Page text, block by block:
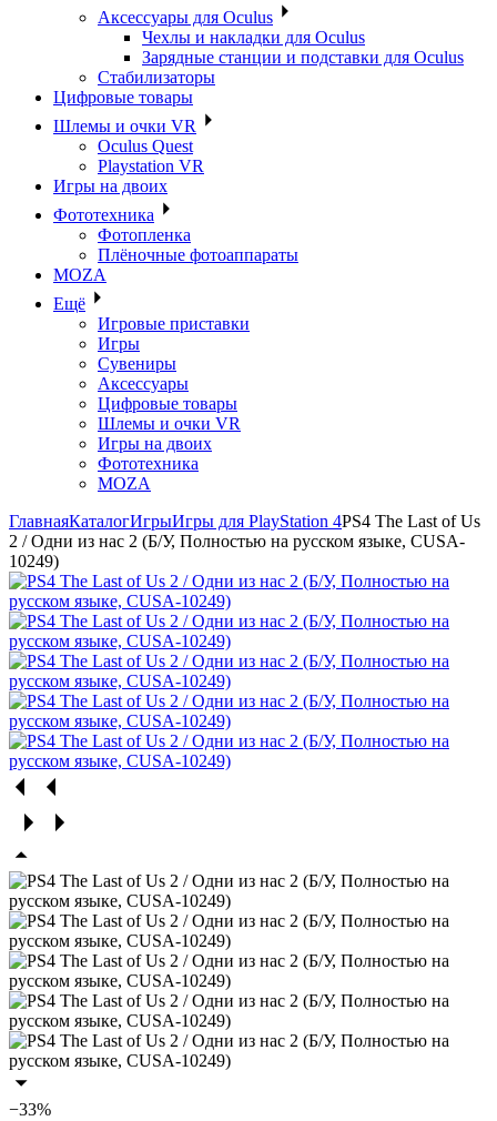
Аксессуары для Oculus
Чехлы и накладки для Oculus
Зарядные станции и подставки для Oculus
Стабилизаторы
Цифровые товары
Шлемы и очки VR
Oculus Quest
Playstation VR
Игры на двоих
Фототехника
Фотопленка
Плёночные фотоаппараты
MOZA
Ещё
Игровые приставки
Игры
Сувениры
Аксессуары
Цифровые товары
Шлемы и очки VR
Игры на двоих
Фототехника
MOZA
ГлавнаяКаталогИгрыИгры для PlayStation 4PS4 The Last of Us
2 / Одни из нас 2 (Б/У, Полностью на русском языке, CUSA-
10249)
−33%